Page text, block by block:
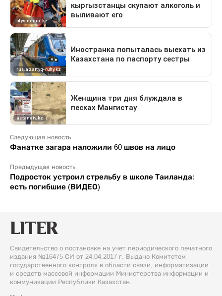
Следующая новость
Фанатке загара наложили 60 швов на лицо
Предыдущая новость
Подросток устроил стрельбу в школе Таиланда:
есть погибшие (ВИДЕО)
Свидетельство о постановке на учет периодического печатного
издания №16475-СИ от 24.04.2017 г. Выдано Комитетом
государственного контроля в области связи, информатизации
и средств массовой информации Министерства информации и
коммуникации Республики Казахстан.